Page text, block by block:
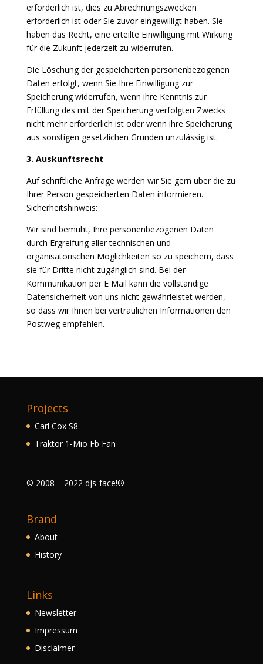
erforderlich ist, dies zu Abrechnungszwecken
erforderlich ist oder Sie zuvor eingewilligt haben. Sie
haben das Recht, eine erteilte Einwilligung mit Wirkung
für die Zukunft jederzeit zu widerrufen.
Die Löschung der gespeicherten personenbezogenen
Daten erfolgt, wenn Sie Ihre Einwilligung zur
Speicherung widerrufen, wenn ihre Kenntnis zur
Erfüllung des mit der Speicherung verfolgten Zwecks
nicht mehr erforderlich ist oder wenn ihre Speicherung
aus sonstigen gesetzlichen Gründen unzulässig ist.
3. Auskunftsrecht
Auf schriftliche Anfrage werden wir Sie gern über die zu
Ihrer Person gespeicherten Daten informieren.
Sicherheitshinweis:
Wir sind bemüht, Ihre personenbezogenen Daten
durch Ergreifung aller technischen und
organisatorischen Möglichkeiten so zu speichern, dass
sie für Dritte nicht zugänglich sind. Bei der
Kommunikation per E Mail kann die vollständige
Datensicherheit von uns nicht gewährleistet werden,
so dass wir Ihnen bei vertraulichen Informationen den
Postweg empfehlen.
Projects
Carl Cox S8
Traktor 1-Mio Fb Fan
© 2008 – 2022 djs-face!®
Brand
About
History
Links
Newsletter
Impressum
Disclaimer